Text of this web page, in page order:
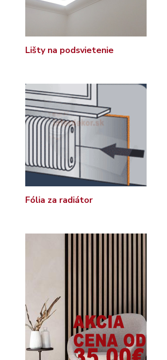
Lišty na podsvietenie
Fólia za radiátor